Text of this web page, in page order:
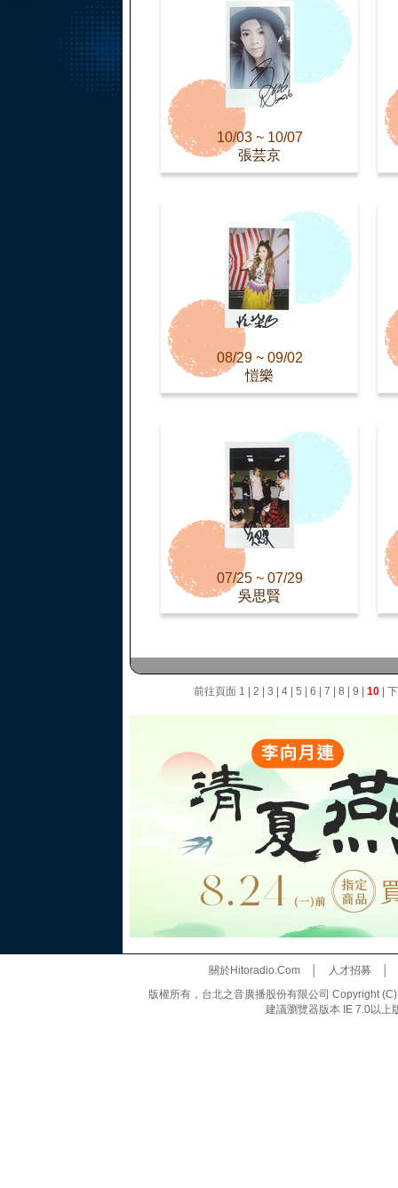
10/03 ~ 10/07
張芸京
08/29 ~ 09/02
愷樂
07/25 ~ 07/29
吳思賢
前往頁面 1 2 3 4| 5 6 7 8 9 10|
關於Hitoradio.Com│ 人才招募
版權所有，台北之音廣播股份有限公司 Copyright
建議瀏覽器版本 IE 7.0以上